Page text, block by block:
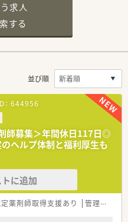
求人
する
並び順
644956
師募集＞年間休日117日◎
ヘルプ体制と福利厚生も
に追加
薬剤師取得支援あり 管理薬剤師